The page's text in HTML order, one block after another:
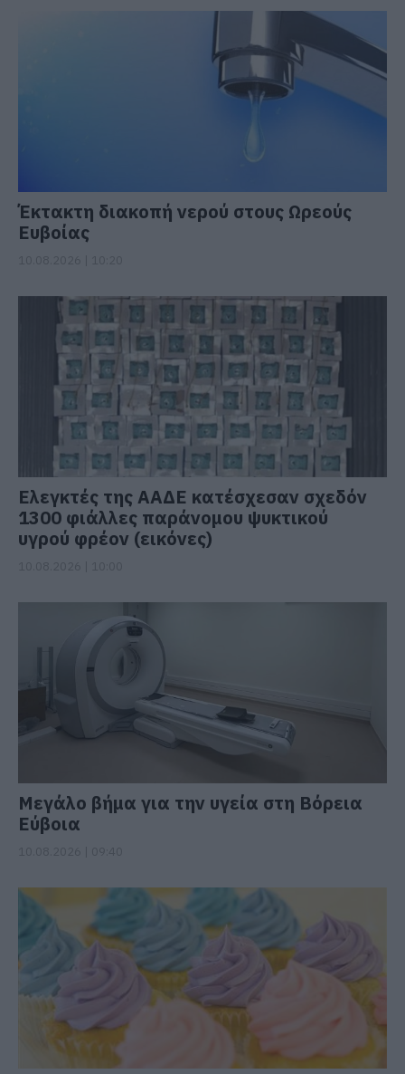
Έκτακτη διακοπή νερού στους Ωρεούς
Ευβοίας
Ελεγκτές της ΑΑΔΕ κατέσχεσαν σχεδόν
1300 φιάλλες παράνομου ψυκτικού
υγρού φρέον (εικόνες)
Μεγάλο βήμα για την υγεία στη Βόρεια
Εύβοια